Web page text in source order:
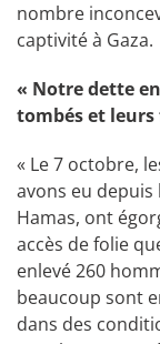
nombre
captivité à Gaza.
« Notre dette
tombés et
« Le 7 octobre,
avons eu depuis
Hamas, ont
accès de folie
enlevé 260
beaucoup sont
dans des